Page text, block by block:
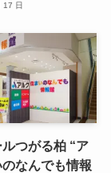
17 日
つがる柏 “ア
なんでも情報